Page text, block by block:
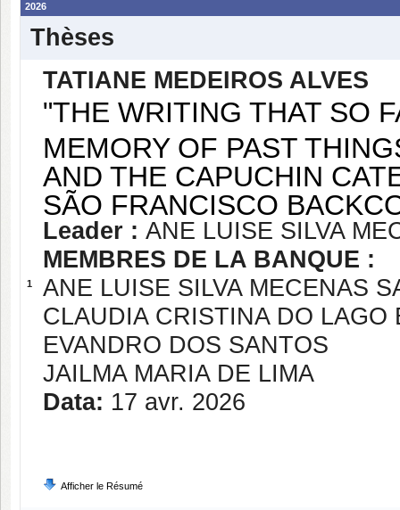
2026
Thèses
1
TATIANE MEDEIROS ALVES
"THE WRITING THAT SO
MEMORY OF PAST
AND THE CAPUCHIN
SÃO FRANCISCO
Leader : ANE LUISE SILVA
MEMBRES DE LA BANQUE :
ANE LUISE SILVA MECENAS
CLAUDIA CRISTINA DO LAGO
EVANDRO DOS SANTOS
JAILMA MARIA DE LIMA
Data: 17 avr. 2026
Afficher le Résumé